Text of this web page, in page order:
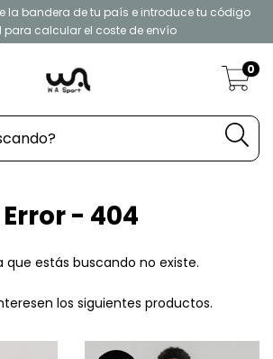
la bandera de tu país e introduce tu código
para calcular el coste de envío
0
Error - 404
que estás buscando no existe.
los siguientes productos.